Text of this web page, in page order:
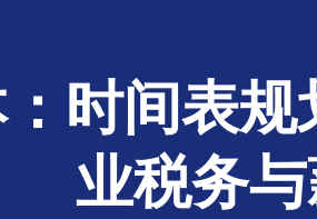
时间表规
业税务